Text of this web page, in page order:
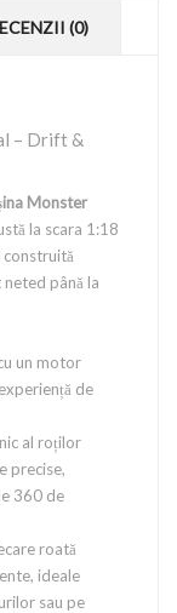
(0)
– Drift &
Monster
la scara 1:18
construită
până la
un motor
de
al roților
precise,
360 de
roată
ideale
sau pe